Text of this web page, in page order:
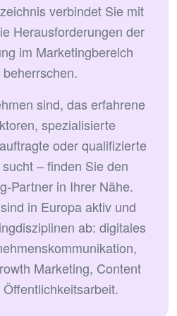
verbindet Sie mit
Herausforderungen der
im Marketingbereich
sind, das erfahrene
spezialisierte
oder qualifizierte
– finden Sie den
Partner in Ihrer Nähe.
in Europa aktiv und
ab: digitales
Marketing, Content